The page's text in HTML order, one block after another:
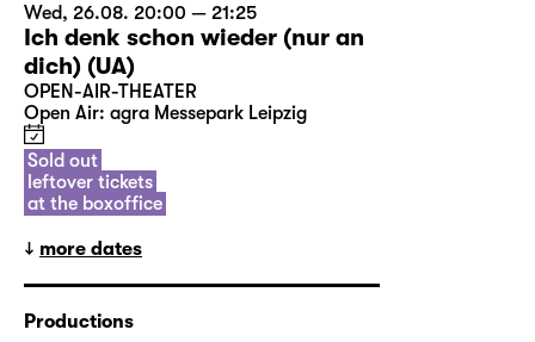
Wed, 26.08. 20:00 — 21:25
Ich denk schon wieder (nur an
dich) (UA)
OPEN-AIR-THEATER
Open Air: agra Messepark Leipzig
Sold out
leftover tickets
at the boxoffice
more dates
Productions